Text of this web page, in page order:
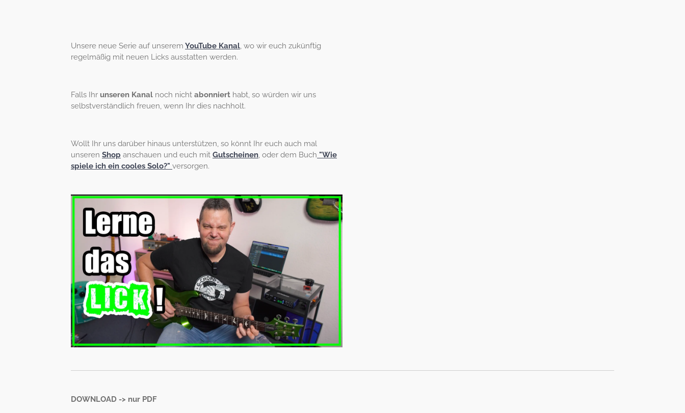
Unsere neue Serie auf unserem YouTube Kanal, wo wir euch zukünftig
regelmäßig mit neuen Licks ausstatten werden.
Falls Ihr unseren Kanal noch nicht abonniert habt, so würden wir uns
selbstverständlich freuen, wenn Ihr dies nachholt.
Wollt Ihr uns darüber hinaus unterstützen, so könnt Ihr euch auch mal
unseren Shop anschauen und euch mit Gutscheinen, oder dem Buch "Wie
spiele ich ein cooles Solo?" versorgen.
DOWNLOAD -> nur PDF